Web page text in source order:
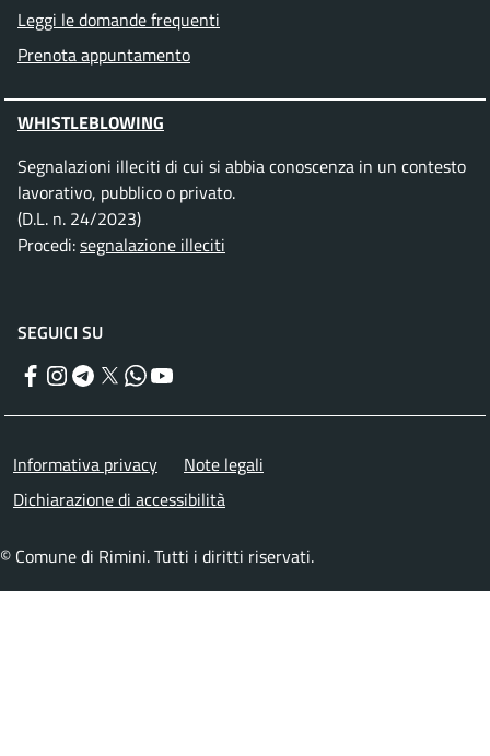
Leggi le domande frequenti
Prenota appuntamento
WHISTLEBLOWING
Segnalazioni illeciti di cui si abbia conoscenza in un contesto
lavorativo, pubblico o privato.
(D.L. n. 24/2023)
Procedi:segnalazione illeciti
SEGUICI SU
Facebook
Instagram
Telegram
TwitterWhatsApp
Menu piè di pagina
Informativa privacy
Note legali
Dichiarazione di accessibilità
© Comune di Rimini. Tutti i diritti riservati.